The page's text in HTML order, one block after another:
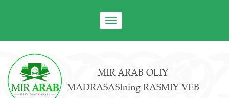
Toggle
navigation
MIR ARAB OLIY
MADRASASIning RASMIY VEB